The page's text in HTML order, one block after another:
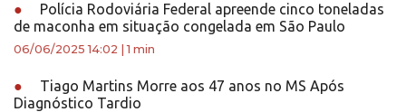
●
Polícia Rodoviária Federal apreende cinco toneladas
de maconha em situação congelada em São Paulo
06/06/2025 14:02 |1 min
●
Tiago Martins Morre aos 47 anos no MS Após
Diagnóstico Tardio